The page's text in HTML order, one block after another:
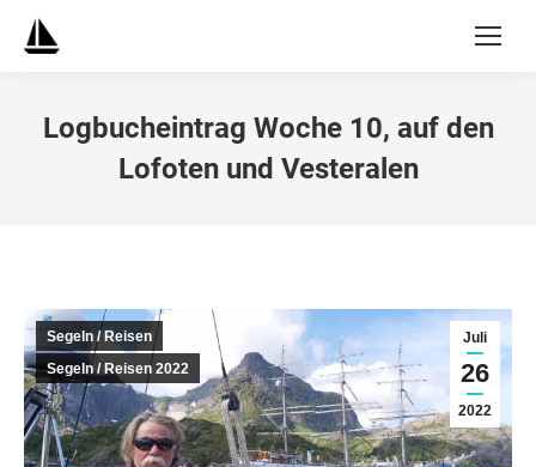
Logbucheintrag Woche 10, auf den
Lofoten und Vesteralen
Juli
26
2022
Segeln / Reisen
Segeln / Reisen 2022